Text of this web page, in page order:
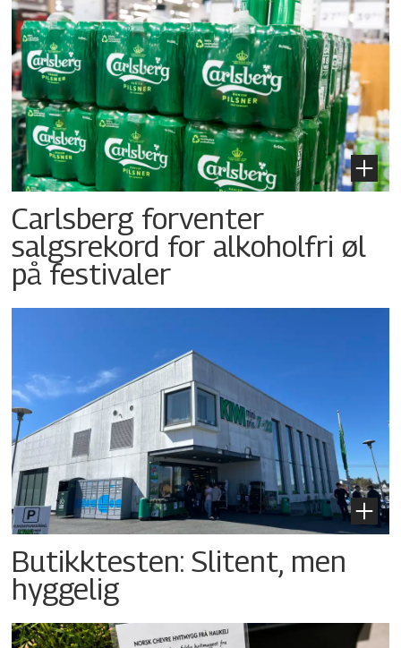
Carlsberg forventer
salgsrekord for alkoholfri øl
på festivaler
Butikktesten: Slitent, men
hyggelig